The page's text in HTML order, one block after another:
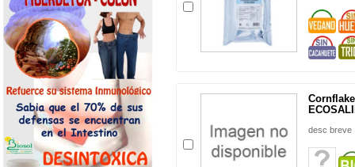
desc breve